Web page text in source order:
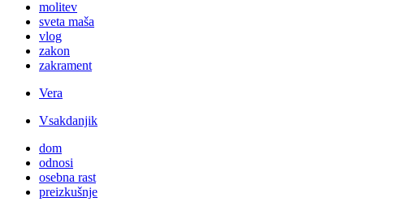
molitev
sveta maša
vlog
zakon
zakrament
Vera
Vsakdanjik
dom
odnosi
osebna rast
preizkušnje